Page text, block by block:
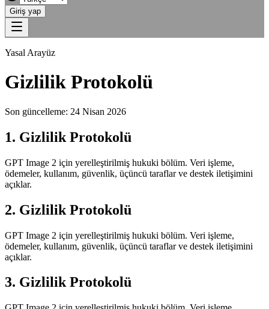
Giriş yap
Yasal Arayüz
Gizlilik Protokolü
Son güncelleme: 24 Nisan 2026
1. Gizlilik Protokolü
GPT Image 2 için yerelleştirilmiş hukuki bölüm. Veri işleme,
ödemeler, kullanım, güvenlik, üçüncü taraflar ve destek iletişimini
açıklar.
2. Gizlilik Protokolü
GPT Image 2 için yerelleştirilmiş hukuki bölüm. Veri işleme,
ödemeler, kullanım, güvenlik, üçüncü taraflar ve destek iletişimini
açıklar.
3. Gizlilik Protokolü